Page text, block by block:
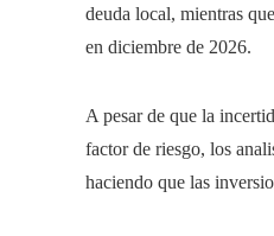
deuda local, mientras
en diciembre de 2026.
A pesar de que la
factor de riesgo, los
haciendo que las